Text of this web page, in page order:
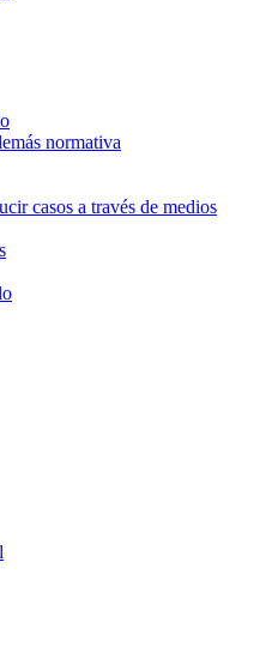
normativa
casos a través de medios